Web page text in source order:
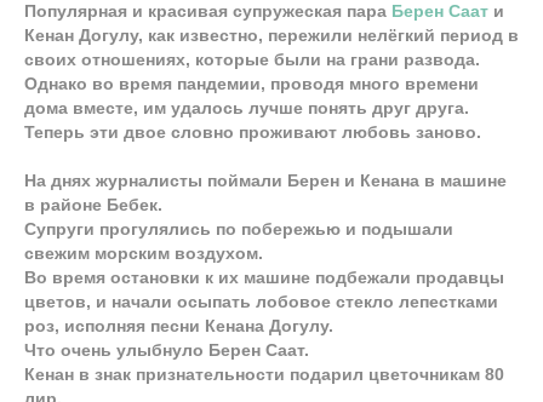
Популярная и красивая супружеская пара Берен Саат и
Кенан Догулу, как известно, пережили нелёгкий период в
своих отношениях, которые были на грани развода.
Однако во время пандемии, проводя много времени
дома вместе, им удалось лучше понять друг друга.
Теперь эти двое словно проживают любовь заново.
На днях журналисты поймали Берен и Кенана в машине
в районе Бебек.
Супруги прогулялись по побережью и подышали
свежим морским воздухом.
Во время остановки к их машине подбежали продавцы
цветов, и начали осыпать лобовое стекло лепестками
роз, исполняя песни Кенана Догулу.
Что очень улыбнуло Берен Саат.
Кенан в знак признательности подарил цветочникам 80